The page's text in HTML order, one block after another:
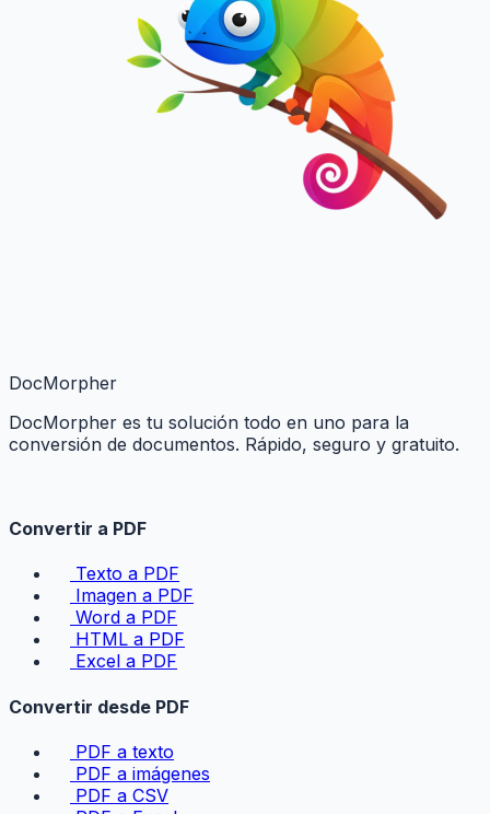
DocMorpher
DocMorpher es tu solución todo en uno para la
conversión de documentos. Rápido, seguro y gratuito.
Convertir a PDF
Texto a PDF
Imagen a PDF
Word a PDF
HTML a PDF
Excel a PDF
Convertir desde PDF
PDF a texto
PDF a imágenes
PDF a CSV